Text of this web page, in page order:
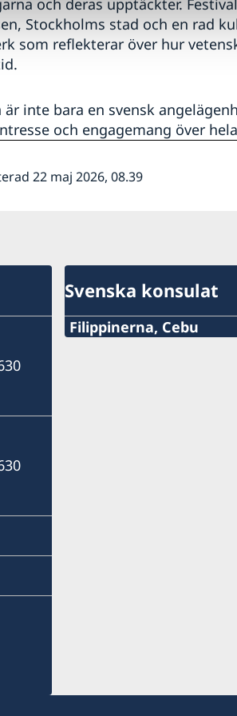
och deras upptäckter.
Stockholms stad och en rad
som reflekterar över hur
är inte bara en svensk
och engagemang över
22 maj 2026, 08.39
Svenska konsulat
Filippinerna, Cebu